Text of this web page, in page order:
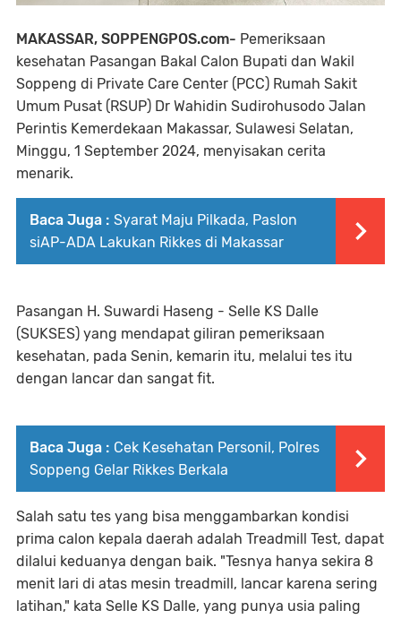
MAKASSAR, SOPPENGPOS.com- Pemeriksaan
kesehatan Pasangan Bakal Calon Bupati dan Wakil
Soppeng di Private Care Center (PCC) Rumah Sakit
Umum Pusat (RSUP) Dr Wahidin Sudirohusodo Jalan
Perintis Kemerdekaan Makassar, Sulawesi Selatan,
Minggu, 1 September 2024, menyisakan cerita
menarik.
Baca Juga : Syarat Maju Pilkada, Paslon
siAP-ADA Lakukan Rikkes di Makassar
Pasangan H. Suwardi Haseng - Selle KS Dalle
(SUKSES) yang mendapat giliran pemeriksaan
kesehatan, pada Senin, kemarin itu, melalui tes itu
dengan lancar dan sangat fit.
Baca Juga : Cek Kesehatan Personil, Polres
Soppeng Gelar Rikkes Berkala
Salah satu tes yang bisa menggambarkan kondisi
prima calon kepala daerah adalah Treadmill Test, dapat
dilalui keduanya dengan baik. "Tesnya hanya sekira 8
menit lari di atas mesin treadmill, lancar karena sering
latihan," kata Selle KS Dalle, yang punya usia paling